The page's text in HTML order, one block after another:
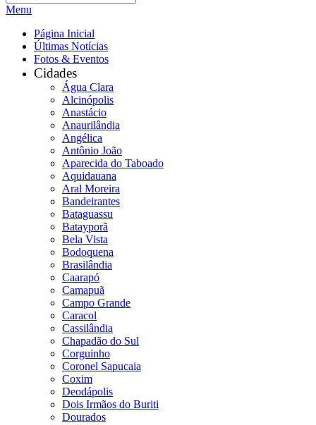
Menu
Página Inicial
Últimas Notícias
Fotos & Eventos
Cidades
Água Clara
Alcinópolis
Anastácio
Anaurilândia
Angélica
Antônio João
Aparecida do Taboado
Aquidauana
Aral Moreira
Bandeirantes
Bataguassu
Batayporã
Bela Vista
Bodoquena
Brasilândia
Caarapó
Camapuã
Campo Grande
Caracol
Cassilândia
Chapadão do Sul
Corguinho
Coronel Sapucaia
Coxim
Deodápolis
Dois Irmãos do Buriti
Dourados